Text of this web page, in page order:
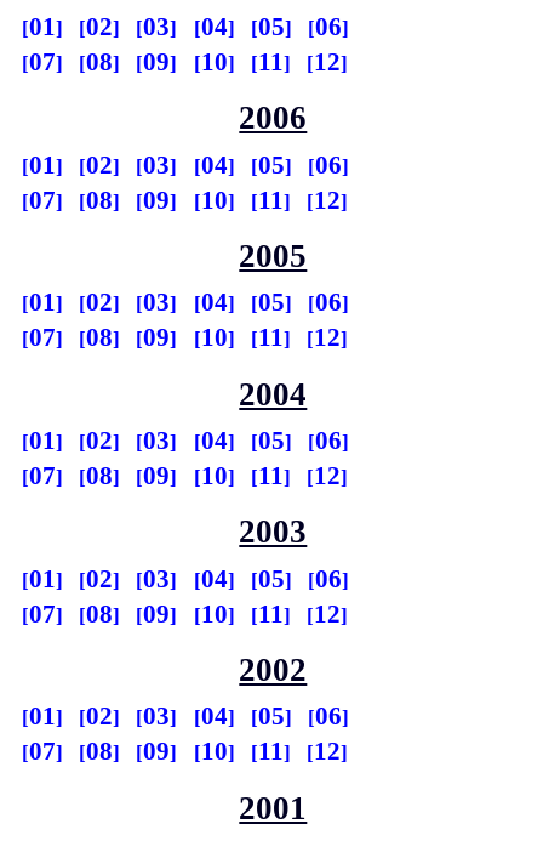
01 02 03 04 05
06
07
08 09 10 11 12
2006
01 02 03 04 05
06
07
08 09 10 11 12
2005
01 02 03 04 05
06
07
08 09 10 11 12
2004
01 02 03 04 05
06
07
08 09 10 11 12
2003
01 02 03 04 05
06
07
08 09 10 11 12
2002
01 02 03 04 05
06
07
08 09 10 11 12
2001